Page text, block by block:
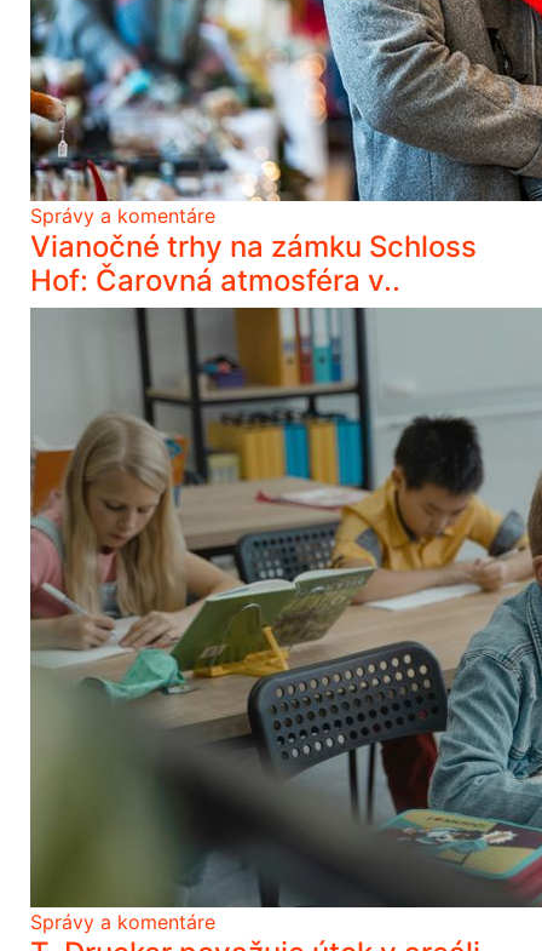
Správy a komentáre
Vianočné trhy na zámku Schloss
Hof: Čarovná atmosféra v..
Správy a komentáre